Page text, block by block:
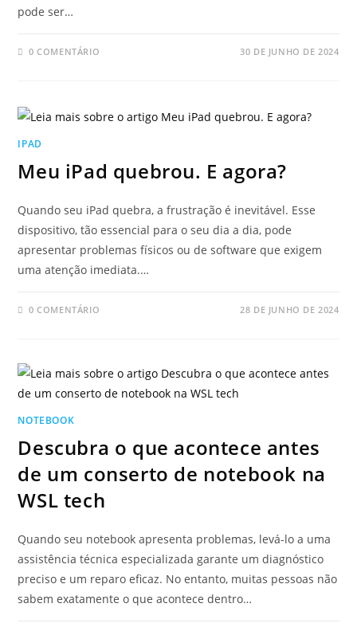
pode ser…
0 COMENTÁRIO 30 DE JUNHO DE 2024
IPAD
Meu iPad quebrou. E agora?
Quando seu iPad quebra, a frustração é inevitável. Esse
dispositivo, tão essencial para o seu dia a dia, pode
apresentar problemas físicos ou de software que exigem
uma atenção imediata.…
0 COMENTÁRIO 28 DE JUNHO DE 2024
NOTEBOOK
Descubra o que acontece antes
de um conserto de notebook na
WSL tech
Quando seu notebook apresenta problemas, levá-lo a uma
assistência técnica especializada garante um diagnóstico
preciso e um reparo eficaz. No entanto, muitas pessoas não
sabem exatamente o que acontece dentro…